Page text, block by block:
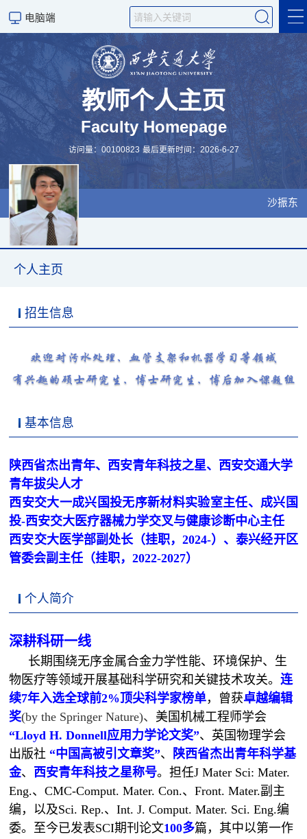
电脑端
个人主页
论文著作
课题组成员
西安交大—成兴国投无序
新材料实验室
教师个人主页
Faculty Homepage
访问量：00100823 最后更新时间：2026-6-27
沙振东
个人主页
招生信息
基本信息
陕西省杰出青年、西安青年科技之星、西安交通大学
青年拔尖人才
西安交大一成兴国投无序新材料实验室主任、成兴国
投-西安交大医疗器械力学交叉与健康诊断中心主任
西安交大医学部副处长（挂职，2024-）、泰兴经开区
管委会副主任（挂职，2022-2027）
个人简介
深耕科研一线
长期围绕无序金属合金力学性能、环境保护、生
物医疗等领域开展基础科学研究和关键技术攻关。连
续7年入选全球前2%顶尖科学家榜单，曾获卓越编辑
奖(by the Springer Nature)、 美国机械工程师学会
“Lloyd H. Donnell应用力学论文奖”、英国物理学会
出版社 “中国高被引文章奖”、
陕西省杰出青年科学基
金、 西安青年科技之星称号。担任J Mater Sci: Mater.
Eng.、CMC-Comput. Mater. Con.、Front. Mater.副主
编，以及Sci. Rep.、Int. J. Comput. Mater. Sci. Eng.编
委。至今已发表SCI期刊论文100多篇，其中以第一作